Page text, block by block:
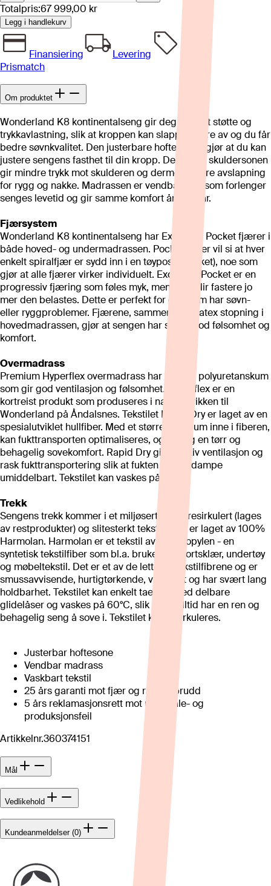
Totalpris:67 999,00 kr
Legg i handlekurv
Finansiering
Levering
Prismatch
Om produktet
Wonderland K8 kontinentalseng gir deg perfekt støtte og
trykkavlastning, slik at kroppen kan slappe bedre av og du får
bedre søvnkvalitet. Den justerbare hoftesonen gjør at du kan
justere sengens fasthet til din kropp. Den myke skuldersonen
gir mindre trykk mot skulderen og dermed bedre avslapning
for rygg og nakke. Madrassen er vendbar, noe som forlenger
senges levetid og gir samme komfort år etter år.
Fjærsystem
Wonderland K8 kontinentalseng har Exclusive Pocket fjærer i
både hoved- og undermadrassen. Pocketfjærer vil si at hver
enkelt spiralfjær er sydd inn i en tøypose (pocket), noe som
gjør at alle fjærer virker individuelt. Exclusive Pocket er en
progressiv fjæring som føles myk, men som blir fastere jo
mer den belastes. Dette er perfekt for deg som har søvn-
eller ryggproblemer. Fjærene, sammen med latex stopning i
hovedmadrassen, gjør at sengen har svært god følsomhet og
komfort.
Overmadrass
Premium Hyperflex overmadrass har et mykt polyuretanskum
som gir god ventilasjon og følsomhet. Hyperflex er en
kortreist produkt som produseres i nabofabrikken til
Wonderland på Åndalsnes. Tekstilet Rapid Dry er laget av en
spesialutviklet hullfiber. Med et større luftvolum inne i fiberen,
kan fukttransporten optimaliseres, og gi deg en tørr og
behagelig sovekomfort. Rapid Dry gir effektiv ventilasjon og
rask fukttransportering slik at fukten kan fordampe
umiddelbart. Tekstilet kan vaskes på 60°C.
Trekk
Sengens trekk kommer i et miljøsertifisert, resirkulert (lages
av restprodukter) og slitesterkt tekstil, som er laget av 100%
Harmolan. Harmolan er et tekstil av polypropylen - en
syntetisk tekstilfiber som bl.a. brukes til sportsklær, undertøy
og møbeltekstil. Det er et av de letteste tekstilfibrene og er
smussavvisende, hurtigtørkende, vaskbart og har svært lang
holdbarhet. Tekstilet kan enkelt taes av med delbare
glidelåser og vaskes på 60°C, slik at du alltid har en ren og
behagelig seng å sove i. Tekstilet kan resirkuleres.
Justerbar hoftesone
Vendbar madrass
Vaskbart tekstil
25 års garanti mot fjær og rammebrudd
5 års reklamasjonsrett mot materiale- og
produksjonsfeil
Artikkelnr.360374151
Mål
Vedlikehold
Kundeanmeldelser (0)